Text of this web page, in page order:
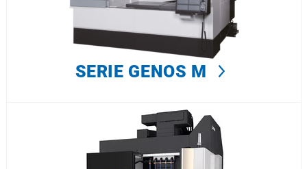
SERIE GENOS M